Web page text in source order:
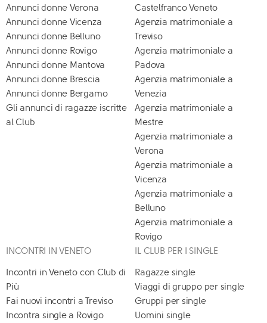
Annunci donne Verona
Annunci donne Vicenza
Annunci donne Belluno
Annunci donne Rovigo
Annunci donne Mantova
Annunci donne Brescia
Annunci donne Bergamo
Gli annunci di ragazze iscritte
al Club
Castelfranco Veneto
Agenzia matrimoniale a
Treviso
Agenzia matrimoniale a
Padova
Agenzia matrimoniale a
Venezia
Agenzia matrimoniale a
Mestre
Agenzia matrimoniale a
Verona
Agenzia matrimoniale a
Vicenza
Agenzia matrimoniale a
Belluno
Agenzia matrimoniale a
Rovigo
INCONTRI IN VENETO
Incontri in Veneto con Club di
Più
Fai nuovi incontri a Treviso
Incontra single a Rovigo
IL CLUB PER I SINGLE
Ragazze single
Viaggi di gruppo per single
Gruppi per single
Uomini single